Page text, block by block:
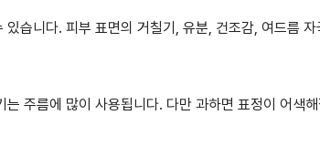
습니다. 피부 표면의 거칠기, 유분, 건조감, 여드름 자
주름에 많이 사용됩니다. 다만 과하면 표정이 어색